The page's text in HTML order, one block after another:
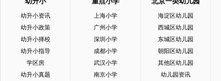
幼升小资讯
幼升小政策
幼升小择校
幼升小指导
学区房
幼升小真题
上海小学
广州小学
深圳小学
成都小学
武汉小学
南京小学
海淀区幼儿园
西城区幼儿园
东城区幼儿园
朝阳区幼儿园
其他区幼儿园
幼儿园资讯